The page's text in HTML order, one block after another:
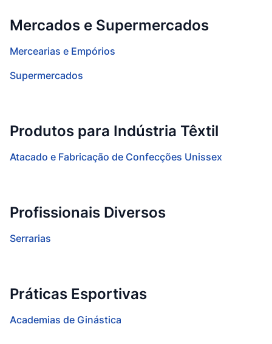
Mercados e Supermercados
Mercearias e Empórios
Supermercados
Produtos para Indústria Têxtil
Atacado e Fabricação de Confecções Unissex
Profissionais Diversos
Serrarias
Práticas Esportivas
Academias de Ginástica